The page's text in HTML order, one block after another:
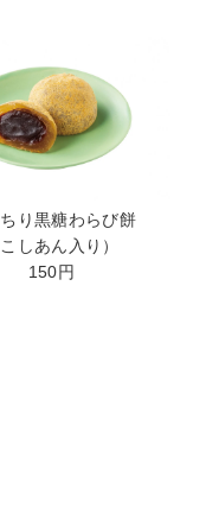
り黒糖わらび餅
こしあん入り）
150円